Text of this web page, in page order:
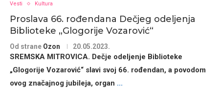
Vesti Kultura
Proslava 66. rođendana Dečjeg odeljenja
Biblioteke „Glogorije Vozarović“
Od strane Ozon 20.05.2023.
SREMSKA MITROVICA. Dečje odeljenje Biblioteke
„Glogorije Vozarović“ slavi svoj 66. rođendan, a povodom
ovog značajnog jubileja, organ ...